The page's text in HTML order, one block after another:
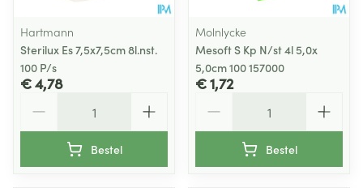
Hartmann
Sterilux Es 7,5x7,5cm 8l.nst.
100 P/s
€ 4,78
Bestel
Molnlycke
Mesoft S Kp N/st 4l 5,0x
5,0cm 100 157000
€ 1,72
Bestel